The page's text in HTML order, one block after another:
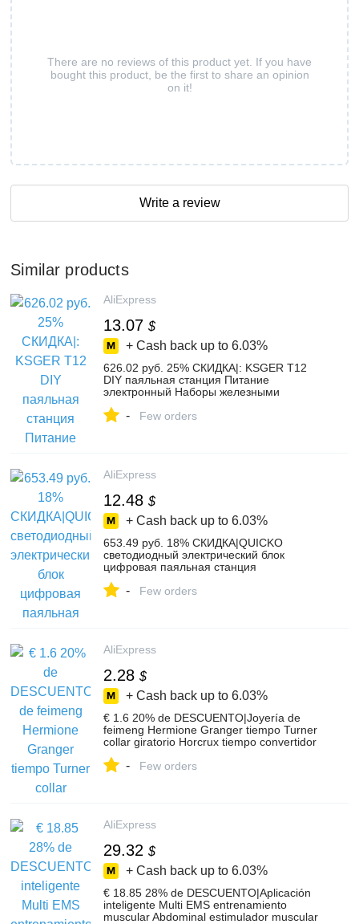
There are no reviews of this product yet. If you have
bought this product, be the first to share an opinion
on it!
Write a review
Similar products
AliExpress
13.07 $
+ Cash back up to 6.03%
626.02 руб. 25% СКИДКА|: KSGER T12
DIY паяльная станция Питание
электронный Наборы железными
переключение AC DC Напряжение
- Few orders
AliExpress
12.48 $
+ Cash back up to 6.03%
653.49 руб. 18% СКИДКА|QUICKO
светодиодный электрический блок
цифровая паяльная станция
ВОЗ HAKKO T12 ручка переключатель
- Few orders
AliExpress
2.28 $
+ Cash back up to 6.03%
€ 1.6 20% de DESCUENTO|Joyería de
feimeng Hermione Granger tiempo Turner
collar giratorio Horcrux tiempo convertidor
de mujer-in Collares colgantes from
- Few orders
AliExpress
29.32 $
+ Cash back up to 6.03%
€ 18.85 28% de DESCUENTO|Aplicación
inteligente Multi EMS entrenamiento
muscular Abdominal estimulador muscular